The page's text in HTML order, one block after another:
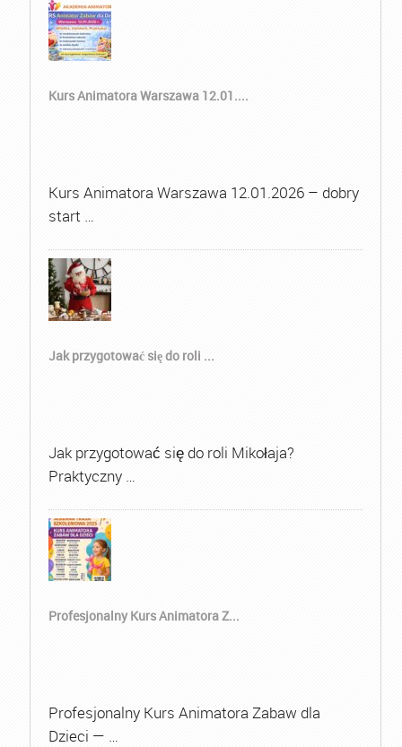
Kurs Animatora Warszawa 12.01....
Kurs Animatora Warszawa 12.01.2026 – dobry
start …
Jak przygotować się do roli ...
Jak przygotować się do roli Mikołaja?
Praktyczny …
Profesjonalny Kurs Animatora Z...
Profesjonalny Kurs Animatora Zabaw dla
Dzieci — …